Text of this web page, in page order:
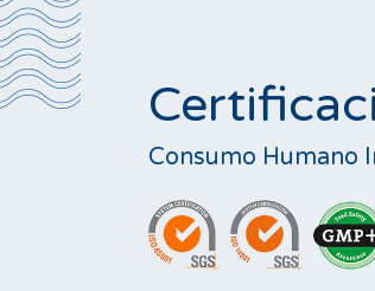
Consumo Humano